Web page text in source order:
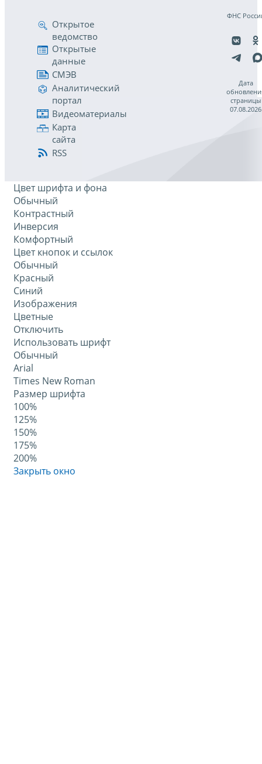
Открытое
ведомство
Открытые
данные
СМЭВ
Аналитический
портал
Видеоматериалы
Карта
сайта
RSS
ФНС
Дата
страницы
07.08.2026
Цвет шрифта и фона
Обычный
Контрастный
Инверсия
Комфортный
Цвет кнопок и ссылок
Обычный
Красный
Синий
Изображения
Цветные
Отключить
Использовать шрифт
Обычный
Arial
Times New Roman
Размер шрифта
100%
125%
150%
175%
200%
Закрыть окно